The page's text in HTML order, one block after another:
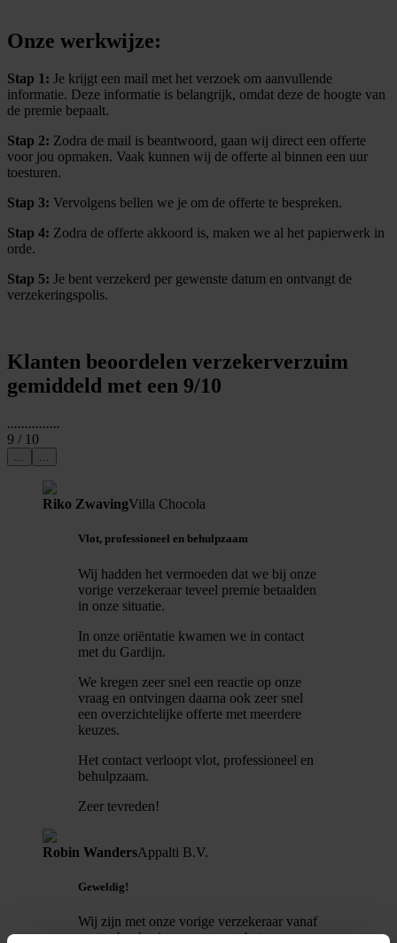
Onze werkwijze:
Stap 1: Je krijgt een mail met het verzoek om aanvullende
informatie. Deze informatie is belangrijk, omdat deze de hoogte van
de premie bepaalt.
Stap 2: Zodra de mail is beantwoord, gaan wij direct een offerte
voor jou opmaken. Vaak kunnen wij de offerte al binnen een uur
toesturen.
Stap 3: Vervolgens bellen we je om de offerte te bespreken.
Stap 4: Zodra de offerte akkoord is, maken we al het papierwerk in
orde.
Stap 5: Je bent verzekerd per gewenste datum en ontvangt de
verzekeringspolis.
Klanten beoordelen verzekerverzuim
gemiddeld met een 9/10
...............
9 / 10
... ...
Riko ZwavingVilla Chocola
Vlot, professioneel en behulpzaam
Wij hadden het vermoeden dat we bij onze
vorige verzekeraar teveel premie betaalden
in onze situatie.
In onze oriëntatie kwamen we in contact
met du Gardijn.
We kregen zeer snel een reactie op onze
vraag en ontvingen daarna ook zeer snel
een overzichtelijke offerte met meerdere
keuzes.
Het contact verloopt vlot, professioneel en
behulpzaam.
Zeer tevreden!
Robin WandersAppalti B.V.
Geweldig!
Wij zijn met onze vorige verzekeraar vanaf
september bezig geweest met het